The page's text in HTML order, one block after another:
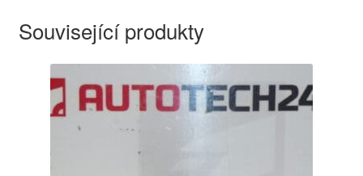
Související produkty